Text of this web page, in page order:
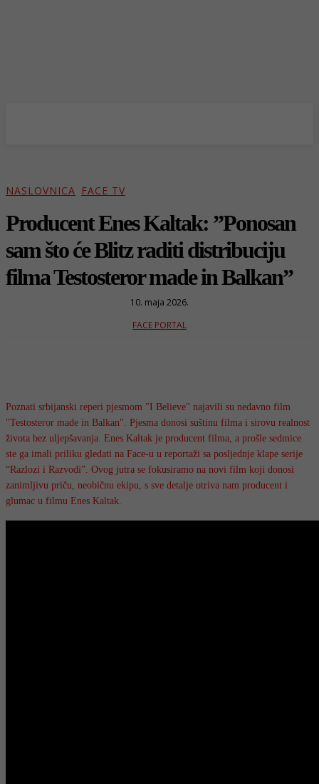
NASLOVNICA FACE TV
Producent Enes Kaltak: ”Ponosan
sam što će Blitz raditi distribuciju
filma Testosteror made in Balkan”
10. maja 2026.
FACE PORTAL
Poznati srbijanski reperi pjesmom "I Believe" najavili su nedavno film
"Testosteror made in Balkan". Pjesma donosi suštinu filma i sirovu realnost
života bez uljepšavanja. Enes Kaltak je producent filma, a prošle sedmice
ste ga imali priliku gledati na Face-u u reportaži sa posljednje klape serije
“Razlozi i Razvodi”. Ovog jutra se fokusiramo na novi film koji donosi
zanimljivu priču, neobičnu ekipu, s sve detalje otriva nam producent i
glumac u filmu Enes Kaltak.